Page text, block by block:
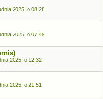
2025, o 08:28
2025, o 07:49
2025, o 12:32
2025, o 21:51